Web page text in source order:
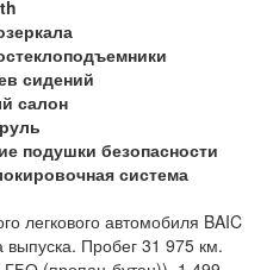
сидений
салон
подушки безопасности
система
легкового автомобиля BAIC
Пробег 31 975 км.